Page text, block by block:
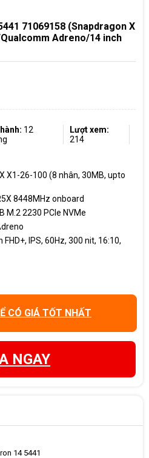
71069158 (Snapdragon X
Adreno/14 inch
12
Lượt xem:
214
X1-26-100 (8 nhân, 30MB, upto
8448MHz onboard
M.2 2230 PCIe NVMe
FHD+, IPS, 60Hz, 300 nit, 16:10,
CÓ GIÁ TỐT NHẤT
NGAY
14 5441